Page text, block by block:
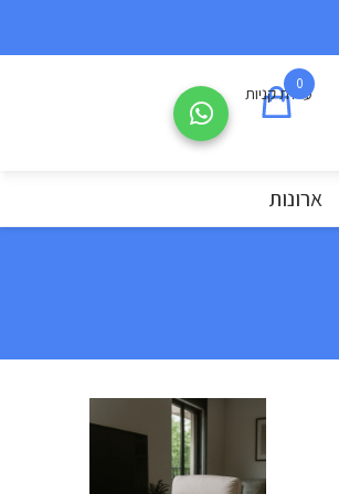
0
עגלת קניות
ארונות